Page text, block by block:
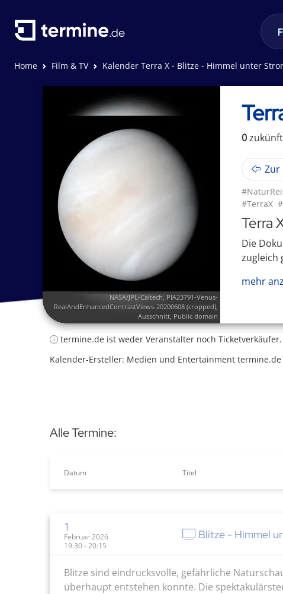
Home Film & TV Kalender Terra X - Blitze - Himmel unter
NASA/JPL-Caltech, PIA23791-Venus-
RealAndEnhancedContrastViews-20200608 (cropped),
Ausschnitt, Public domain
0
Zur
#TerraX
Terra
Die
zugleich
mehr
termine.de ist weder Veranstalter noch Ticketverkäufer.
Kalender-Ersteller: Medien und Entertainment termine.de
Alle Termine:
Datum Titel
1
Februar 2026
19:30 - 20:15
Blitze - Himmel
Blitze sind eindrucksvolle, gefährliche
überhaupt entstehen konnte. Die